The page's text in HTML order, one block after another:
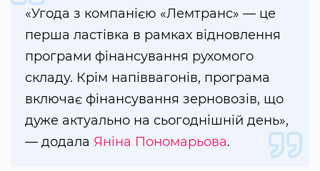
«Угода з компанією «Лемтранс» — це
перша ластівка в рамках відновлення
програми фінансування рухомого
складу. Крім напіввагонів, програма
включає фінансування зерновозів, що
дуже актуально на сьогоднішній день»,
— додала Яніна Пономарьова.